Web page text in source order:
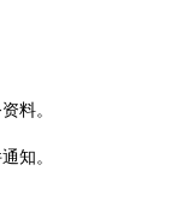
料。
知。